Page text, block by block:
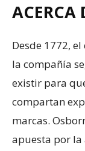
ACERCA
Desde 1772,
la compañía
existir para
compartan
marcas.
apuesta por